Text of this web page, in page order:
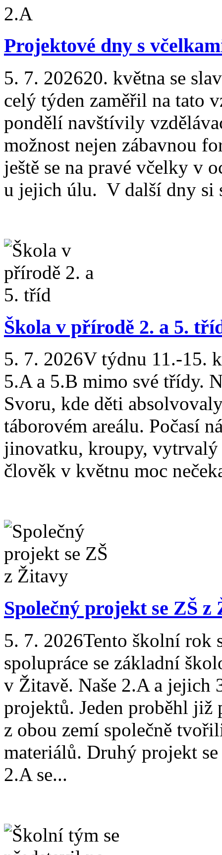
Projektové dny s
5. 7. 202620. května se
celý týden zaměřil na tato
pondělí navštívily
možnost nejen zábavnou
ještě se na pravé včelky v
u jejich úlu. V další dny si
Škola v přírodě 2. a 5.
5. 7. 2026V týdnu 11.-15.
5.A a 5.B mimo své třídy.
Svoru, kde děti
táborovém areálu. Počasí
jinovatku, kroupy,
člověk v květnu moc
Společný projekt se ZŠ z
5. 7. 2026Tento školní rok
spolupráce se základní
v Žitavě. Naše 2.A a jejich
projektů. Jeden proběhl již
z obou zemí společně
materiálů. Druhý projekt
2.A se...